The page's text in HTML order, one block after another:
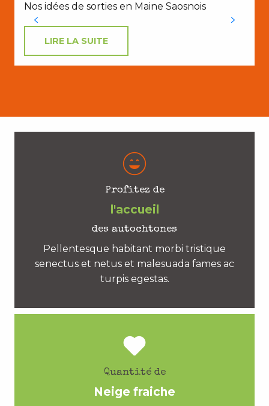
Nos idées de sorties en Maine Saosnois
LIRE LA SUITE
Profitez de
l'accueil
des autochtones
Pellentesque habitant morbi tristique
senectus et netus et malesuada fames ac
turpis egestas.
Quantité de
Neige fraiche